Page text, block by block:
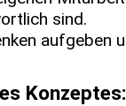
sind.
aufgeben
Konzeptes: